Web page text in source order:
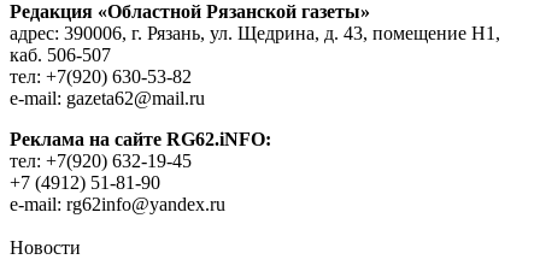
Редакция «Областной Рязанской газеты»
адрес: 390006, г. Рязань, ул. Щедрина, д. 43, помещение Н1,
каб. 506-507
тел: +7(920) 630-53-82
e-mail: gazeta62@mail.ru
Реклама на сайте RG62.iNFO:
тел: +7(920) 632-19-45
+7 (4912) 51-81-90
e-mail: rg62info@yandex.ru
Новости